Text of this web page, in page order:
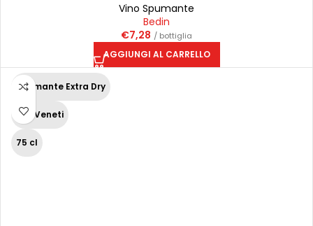
Vino Spumante
Bedin
€7,28 / bottiglia
AGGIUNGI AL CARRELLO
Spumante Extra Dry
Vini Veneti
75 cl